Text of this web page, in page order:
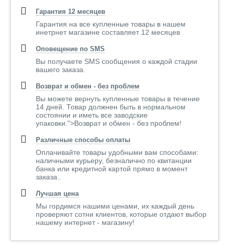
Гарантия 12 месяцев
Гарантия на все купленные товары в нашем
инетрнет магазине составляет 12 месяцев
Оповещение по SMS
Вы получаете SMS сообщения о каждой стадии
вашего заказа.
Возврат и обмен - без проблем
Вы можете вернуть купленные товары в течение
14 дней. Товар должнен быть в нормальном
состоянии и иметь все заводские
упаковки.">Возврат и обмен - без проблем!
Различные способы оплаты
Оплачивайте товары удобными вам способами:
наличными курьеру, безналично по квитанции
банка или кредитной картой прямо в момент
заказа..
Лучшая цена
Мы гордимся нашими ценами, их каждый день
проверяют сотни клиентов, которые отдают выбор
нашему интернет - магазину!